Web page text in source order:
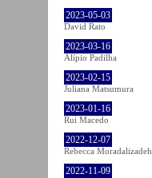
2023-05-03
David Rato
2023-03-16
Alípio Padilha
2023-02-15
Juliana Matsumura
2023-01-16
Rui Macedo
2022-12-07
Rebecca Moradalizadeh
2022-11-09